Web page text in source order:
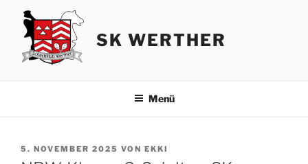
Inhalt
springen
SK WERTHER
Menü
VERÖFFENTLICHT
AM
5. NOVEMBER 2025 VON EKKI